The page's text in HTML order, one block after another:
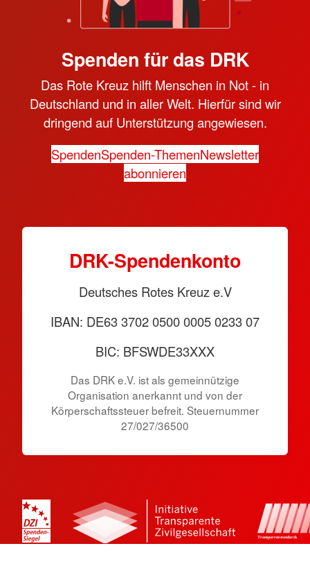
Spenden für das DRK
Das Rote Kreuz hilft Menschen in Not - in
Deutschland und in aller Welt. Hierfür sind wir
dringend auf Unterstützung angewiesen.
SpendenSpenden-ThemenNewsletter
abonnieren
DRK-Spendenkonto
Deutsches Rotes Kreuz e.V
IBAN: DE63 3702 0500 0005 0233 07
BIC: BFSWDE33XXX
Das DRK e.V. ist als gemeinnützige
Organisation anerkannt und von der
Körperschaftssteuer befreit. Steuernummer
27/027/36500